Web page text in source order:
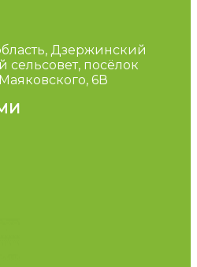
Дзержинский
сельсовет, посёлок
6В